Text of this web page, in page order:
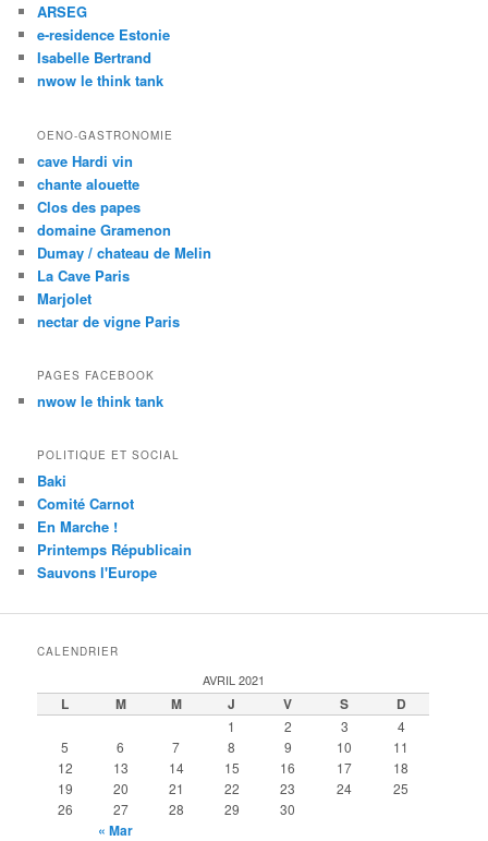
ARSEG
e-residence Estonie
Isabelle Bertrand
nwow le think tank
OENO-GASTRONOMIE
cave Hardi vin
chante alouette
Clos des papes
domaine Gramenon
Dumay / chateau de Melin
La Cave Paris
Marjolet
nectar de vigne Paris
PAGES FACEBOOK
nwow le think tank
POLITIQUE ET SOCIAL
Baki
Comité Carnot
En Marche !
Printemps Républicain
Sauvons l'Europe
CALENDRIER
AVRIL 2021
L M M J V S D
1 2 3
4
5
6 7 8 9 10
11
12
13 14 15 16 17
18
19
20 21 22 23 24
25
26
27 28 29 30
« Mar